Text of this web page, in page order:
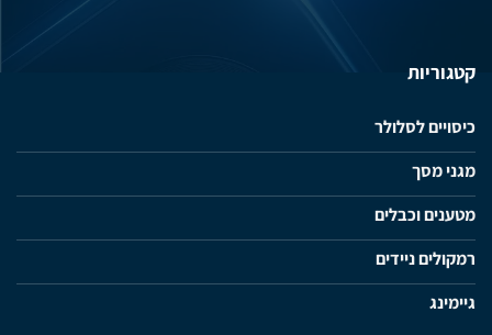
קטגוריות
כיסויים לסלולר
מגני מסך
מטענים וכבלים
רמקולים ניידים
גיימינג